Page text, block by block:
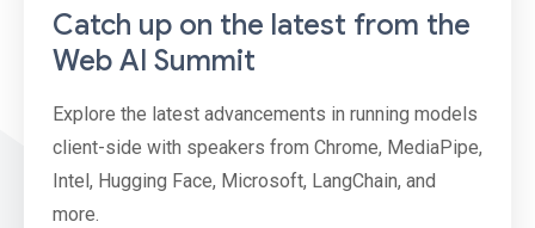
Catch up on the latest from the
Web AI Summit
Explore the latest advancements in running models
client-side with speakers from Chrome, MediaPipe,
Intel, Hugging Face, Microsoft, LangChain, and
more.